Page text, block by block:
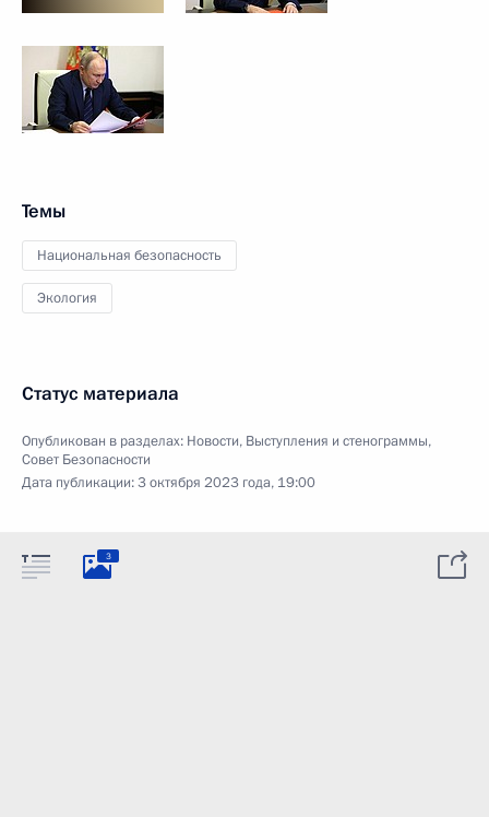
Темы
Национальная безопасность
Экология
Статус материала
Опубликован в разделах: Новости, Выступления и стенограммы,
Совет Безопасности
Дата публикации:3 октября 2023 года, 19:00
3